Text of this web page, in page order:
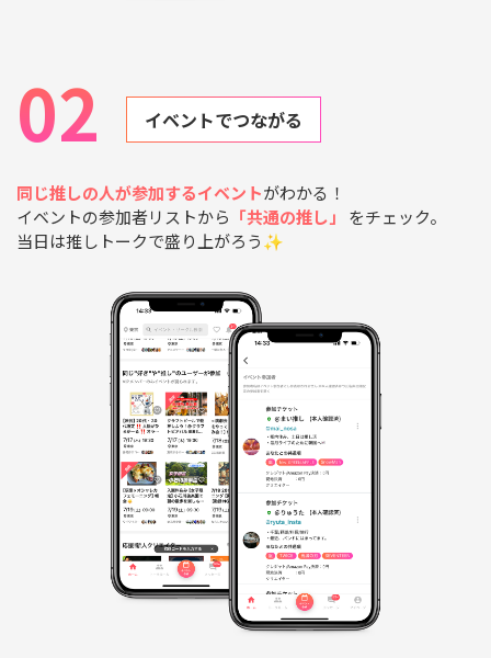
02 イベントでつながる
同じ推しの人が参加するイベントがわかる！
イベントの参加者リストから 「共通の推し」
をチェック。
当日は推しトークで盛り上がろう✨